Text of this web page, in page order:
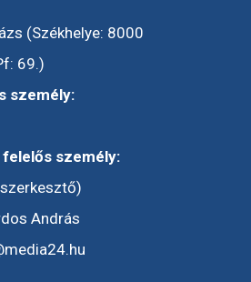
(Székhelye: 8000
69.)
személy:
személy:
András